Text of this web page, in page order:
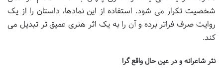
شخصیت تکرار می شود. استفاده از این نمادها، داستان را از یک
روایت صرف فراتر برده و آن را به یک اثر هنری عمیق تر تبدیل می
کند.
نثر شاعرانه و در عین حال واقع گرا